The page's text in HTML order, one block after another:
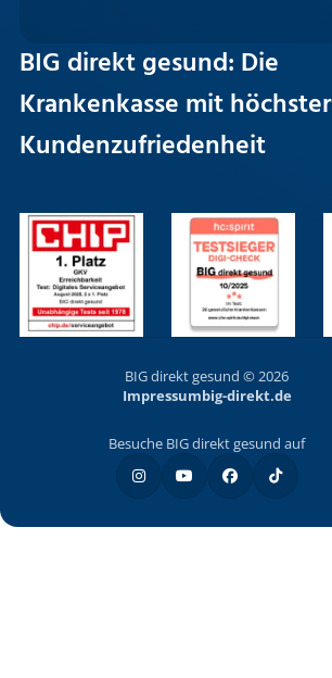
BIG direkt gesund: Die
Krankenkasse mit höchster
Kundenzufriedenheit
Bild Bild
BIG direkt gesund © 2026
Impressumbig-direkt.de
Besuche BIG direkt gesund auf